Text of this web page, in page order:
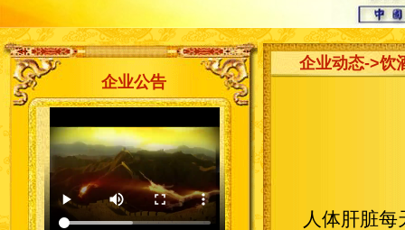
企业公告
企业动态->饮
人体肝脏